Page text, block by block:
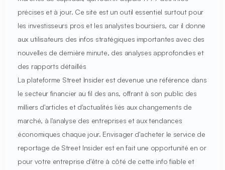
précises et à jour. Ce site est un outil essentiel surtout pour
les investisseurs pros et les analystes boursiers, car il donne
aux utilisateurs des infos stratégiques importantes avec des
nouvelles de dernière minute, des analyses approfondies et
des rapports détaillés
La plateforme Street Insider est devenue une référence dans
le secteur financier au fil des ans, offrant à son public des
milliers d'articles et d'actualités liés aux changements de
marché, à l'analyse des entreprises et aux tendances
économiques chaque jour. Envisager d'acheter le service de
reportage de Street Insider est en fait une opportunité en or
pour votre entreprise d'être à côté de cette info fiable et